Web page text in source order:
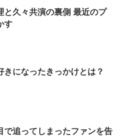
と久々共演の裏側 最近のプ
す
になったきっかけとは？
で追ってしまったファンを告